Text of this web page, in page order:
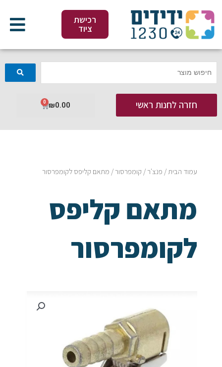
לתוכן
רכישת
ציוד
חזרה לחנות ראשי ₪0.00
0 עגלת
עמוד הבית / פנצ'ר/ קומפרסור/ מתאם קליפס לקומפרסור
מתאם קליפס
לקומפרסור